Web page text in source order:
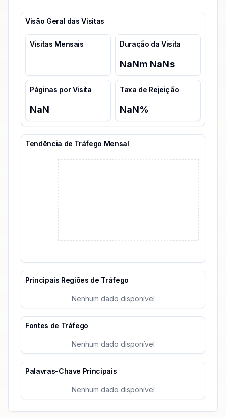
Visão Geral das Visitas
Visitas Mensais Duração da Visita
NaNm NaNs
Páginas por Visita
NaN
Taxa de Rejeição
NaN%
Tendência de Tráfego Mensal
Principais Regiões de Tráfego
Nenhum dado disponível
Fontes de Tráfego
Nenhum dado disponível
Palavras-Chave Principais
Nenhum dado disponível